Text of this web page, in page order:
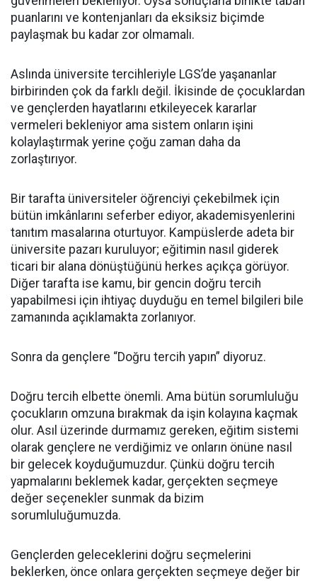
puanlarını ve kontenjanları da eksiksiz biçimde
paylaşmak bu kadar zor olmamalı.
Aslında üniversite tercihleriyle LGS’de yaşananlar
birbirinden çok da farklı değil. İkisinde de çocuklardan
ve gençlerden hayatlarını etkileyecek kararlar
vermeleri bekleniyor ama sistem onların işini
kolaylaştırmak yerine çoğu zaman daha da
zorlaştırıyor.
Bir tarafta üniversiteler öğrenciyi çekebilmek için
bütün imkânlarını seferber ediyor, akademisyenlerini
tanıtım masalarına oturtuyor. Kampüslerde adeta bir
üniversite pazarı kuruluyor; eğitimin nasıl giderek
ticari bir alana dönüştüğünü herkes açıkça görüyor.
Diğer tarafta ise kamu, bir gencin doğru tercih
yapabilmesi için ihtiyaç duyduğu en temel bilgileri bile
zamanında açıklamakta zorlanıyor.
Sonra da gençlere “Doğru tercih yapın” diyoruz.
Doğru tercih elbette önemli. Ama bütün sorumluluğu
çocukların omzuna bırakmak da işin kolayına kaçmak
olur. Asıl üzerinde durmamız gereken, eğitim sistemi
olarak gençlere ne verdiğimiz ve onların önüne nasıl
bir gelecek koyduğumuzdur. Çünkü doğru tercih
yapmalarını beklemek kadar, gerçekten seçmeye
değer seçenekler sunmak da bizim
sorumluluğumuzda.
Gençlerden geleceklerini doğru seçmelerini
beklerken, önce onlara gerçekten seçmeye değer bir